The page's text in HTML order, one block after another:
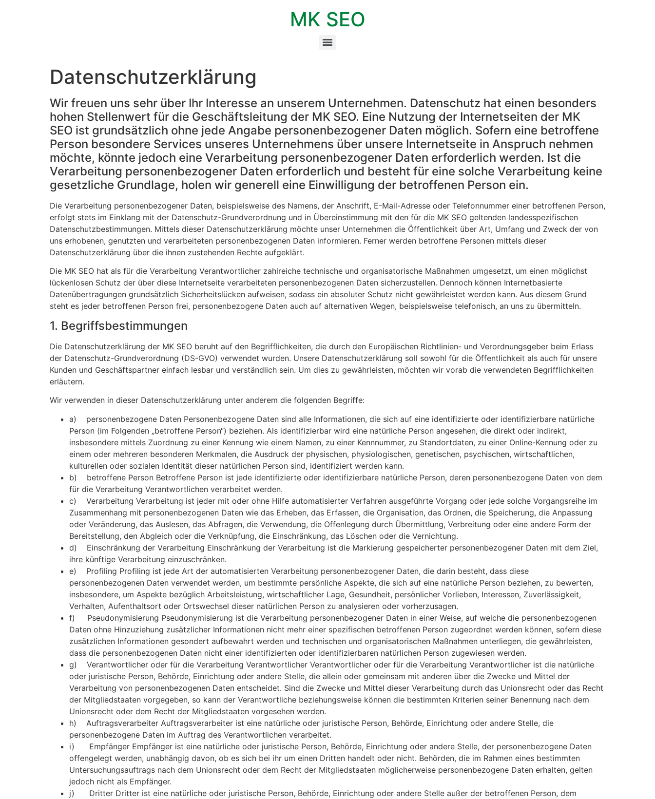
MK SEO
Datenschutzerklärung
Wir freuen uns sehr über Ihr Interesse an unserem Unternehmen. Datenschutz hat einen besonders
hohen Stellenwert für die Geschäftsleitung der MK SEO. Eine Nutzung der Internetseiten der MK
SEO ist grundsätzlich ohne jede Angabe personenbezogener Daten möglich. Sofern eine betroffene
Person besondere Services unseres Unternehmens über unsere Internetseite in Anspruch nehmen
möchte, könnte jedoch eine Verarbeitung personenbezogener Daten erforderlich werden. Ist die
Verarbeitung personenbezogener Daten erforderlich und besteht für eine solche Verarbeitung keine
gesetzliche Grundlage, holen wir generell eine Einwilligung der betroffenen Person ein.
Die Verarbeitung personenbezogener Daten, beispielsweise des Namens, der Anschrift, E-Mail-Adresse oder Telefonnummer einer betroffenen Person,
erfolgt stets im Einklang mit der Datenschutz-Grundverordnung und in Übereinstimmung mit den für die MK SEO geltenden landesspezifischen
Datenschutzbestimmungen. Mittels dieser Datenschutzerklärung möchte unser Unternehmen die Öffentlichkeit über Art, Umfang und Zweck der von
uns erhobenen, genutzten und verarbeiteten personenbezogenen Daten informieren. Ferner werden betroffene Personen mittels dieser
Datenschutzerklärung über die ihnen zustehenden Rechte aufgeklärt.
Die MK SEO hat als für die Verarbeitung Verantwortlicher zahlreiche technische und organisatorische Maßnahmen umgesetzt, um einen möglichst
lückenlosen Schutz der über diese Internetseite verarbeiteten personenbezogenen Daten sicherzustellen. Dennoch können Internetbasierte
Datenübertragungen grundsätzlich Sicherheitslücken aufweisen, sodass ein absoluter Schutz nicht gewährleistet werden kann. Aus diesem Grund
steht es jeder betroffenen Person frei, personenbezogene Daten auch auf alternativen Wegen, beispielsweise telefonisch, an uns zu übermitteln.
1. Begriffsbestimmungen
Die Datenschutzerklärung der MK SEO beruht auf den Begrifflichkeiten, die durch den Europäischen Richtlinien- und Verordnungsgeber beim Erlass
der Datenschutz-Grundverordnung (DS-GVO) verwendet wurden. Unsere Datenschutzerklärung soll sowohl für die Öffentlichkeit als auch für unsere
Kunden und Geschäftspartner einfach lesbar und verständlich sein. Um dies zu gewährleisten, möchten wir vorab die verwendeten Begrifflichkeiten
erläutern.
Wir verwenden in dieser Datenschutzerklärung unter anderem die folgenden Begriffe:
a) personenbezogene Daten Personenbezogene Daten sind alle Informationen, die sich auf eine identifizierte oder identifizierbare natürliche
Person (im Folgenden „betroffene Person“) beziehen. Als identifizierbar wird eine natürliche Person angesehen, die direkt oder indirekt,
insbesondere mittels Zuordnung zu einer Kennung wie einem Namen, zu einer Kennnummer, zu Standortdaten, zu einer Online-Kennung oder zu
einem oder mehreren besonderen Merkmalen, die Ausdruck der physischen, physiologischen, genetischen, psychischen, wirtschaftlichen,
kulturellen oder sozialen Identität dieser natürlichen Person sind, identifiziert werden kann.
b) betroffene Person Betroffene Person ist jede identifizierte oder identifizierbare natürliche Person, deren personenbezogene Daten von dem
für die Verarbeitung Verantwortlichen verarbeitet werden.
c) Verarbeitung Verarbeitung ist jeder mit oder ohne Hilfe automatisierter Verfahren ausgeführte Vorgang oder jede solche Vorgangsreihe im
Zusammenhang mit personenbezogenen Daten wie das Erheben, das Erfassen, die Organisation, das Ordnen, die Speicherung, die Anpassung
oder Veränderung, das Auslesen, das Abfragen, die Verwendung, die Offenlegung durch Übermittlung, Verbreitung oder eine andere Form der
Bereitstellung, den Abgleich oder die Verknüpfung, die Einschränkung, das Löschen oder die Vernichtung.
d) Einschränkung der Verarbeitung Einschränkung der Verarbeitung ist die Markierung gespeicherter personenbezogener Daten mit dem Ziel,
ihre künftige Verarbeitung einzuschränken.
e) Profiling Profiling ist jede Art der automatisierten Verarbeitung personenbezogener Daten, die darin besteht, dass diese
personenbezogenen Daten verwendet werden, um bestimmte persönliche Aspekte, die sich auf eine natürliche Person beziehen, zu bewerten,
insbesondere, um Aspekte bezüglich Arbeitsleistung, wirtschaftlicher Lage, Gesundheit, persönlicher Vorlieben, Interessen, Zuverlässigkeit,
Verhalten, Aufenthaltsort oder Ortswechsel dieser natürlichen Person zu analysieren oder vorherzusagen.
f) Pseudonymisierung Pseudonymisierung ist die Verarbeitung personenbezogener Daten in einer Weise, auf welche die personenbezogenen
Daten ohne Hinzuziehung zusätzlicher Informationen nicht mehr einer spezifischen betroffenen Person zugeordnet werden können, sofern diese
zusätzlichen Informationen gesondert aufbewahrt werden und technischen und organisatorischen Maßnahmen unterliegen, die gewährleisten,
dass die personenbezogenen Daten nicht einer identifizierten oder identifizierbaren natürlichen Person zugewiesen werden.
g) Verantwortlicher oder für die Verarbeitung Verantwortlicher Verantwortlicher oder für die Verarbeitung Verantwortlicher ist die natürliche
oder juristische Person, Behörde, Einrichtung oder andere Stelle, die allein oder gemeinsam mit anderen über die Zwecke und Mittel der
Verarbeitung von personenbezogenen Daten entscheidet. Sind die Zwecke und Mittel dieser Verarbeitung durch das Unionsrecht oder das Recht
der Mitgliedstaaten vorgegeben, so kann der Verantwortliche beziehungsweise können die bestimmten Kriterien seiner Benennung nach dem
Unionsrecht oder dem Recht der Mitgliedstaaten vorgesehen werden.
h) Auftragsverarbeiter Auftragsverarbeiter ist eine natürliche oder juristische Person, Behörde, Einrichtung oder andere Stelle, die
personenbezogene Daten im Auftrag des Verantwortlichen verarbeitet.
i) Empfänger Empfänger ist eine natürliche oder juristische Person, Behörde, Einrichtung oder andere Stelle, der personenbezogene Daten
offengelegt werden, unabhängig davon, ob es sich bei ihr um einen Dritten handelt oder nicht. Behörden, die im Rahmen eines bestimmten
Untersuchungsauftrags nach dem Unionsrecht oder dem Recht der Mitgliedstaaten möglicherweise personenbezogene Daten erhalten, gelten
jedoch nicht als Empfänger.
j) Dritter Dritter ist eine natürliche oder juristische Person, Behörde, Einrichtung oder andere Stelle außer der betroffenen Person, dem